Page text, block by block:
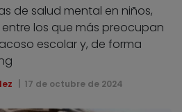
de salud mental en niños,
los que más preocupan
escolar y, de forma
17 de octubre de 2024